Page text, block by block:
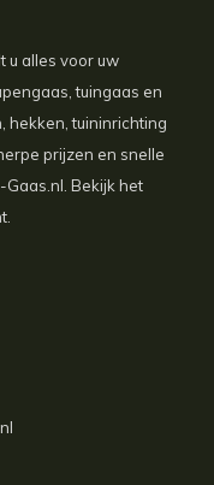
u alles voor uw
tuingaas en
hekken, tuininrichting
prijzen en snelle
Bekijk het